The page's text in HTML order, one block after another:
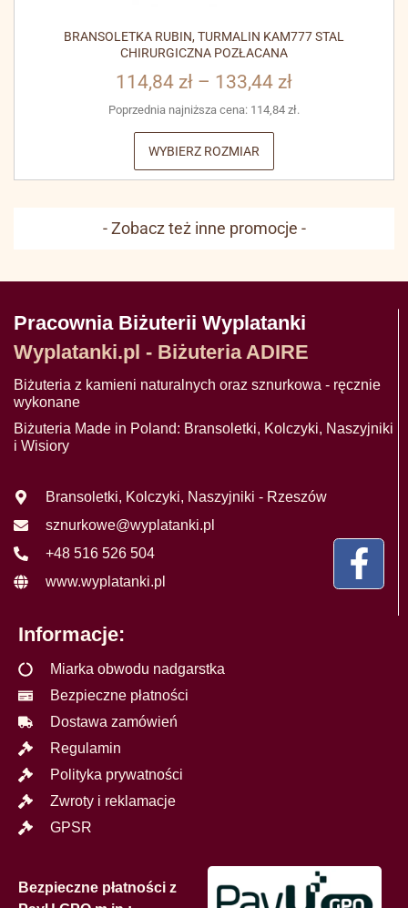
BRANSOLETKA RUBIN, TURMALIN KAM777 STAL
CHIRURGICZNA POZŁACANA
114,84 zł – 133,44 zł
Poprzednia najniższa cena: 114,84 zł.
WYBIERZ ROZMIAR
- Zobacz też inne promocje -
Pracownia Biżuterii Wyplatanki
Wyplatanki.pl - Biżuteria ADIRE
Biżuteria z kamieni naturalnych oraz sznurkowa - ręcznie
wykonane
Biżuteria Made in Poland: Bransoletki, Kolczyki, Naszyjniki
i Wisiory
Bransoletki, Kolczyki, Naszyjniki - Rzeszów
sznurkowe@wyplatanki.pl
+48 516 526 504
www.wyplatanki.pl
Informacje:
Miarka obwodu nadgarstka
Bezpieczne płatności
Dostawa zamówień
Regulamin
Polityka prywatności
Zwroty i reklamacje
GPSR
Bezpieczne płatności z